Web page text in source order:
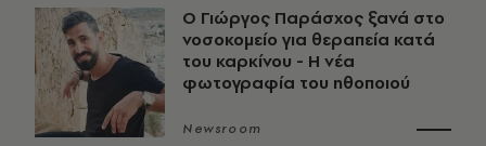
O Γιώργος Παράσχος ξανά στο
νοσοκομείο για θεραπεία κατά
του καρκίνου - Η νέα
φωτογραφία του ηθοποιού
Newsroom